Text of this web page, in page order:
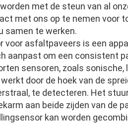
met de steun van al
met ons op te nemen voor
samen te werken.
voor asfaltpaveers is een
aanpast om een consistent
sensoren, zoals sonische,
door de hoek van de
te detecteren. Het
aan beide zijden van de
kan worden